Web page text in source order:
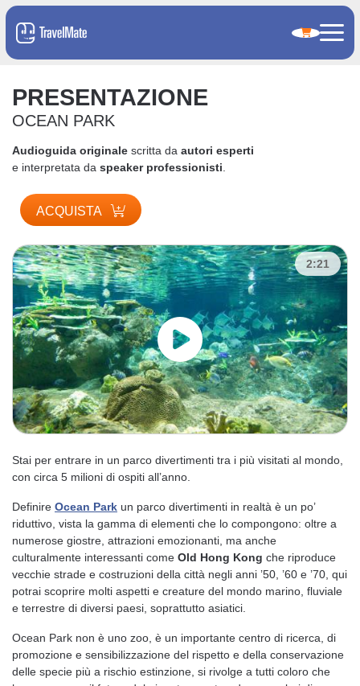
PRESENTAZIONE
OCEAN PARK
Audioguida originale scritta da autori esperti
e interpretata da speaker professionisti
ACQUISTA
2:21
Stai per entrare in un parco divertimenti tra i più visitati al mondo,
con circa 5 milioni di ospiti all’anno.
Definire Ocean Park un parco divertimenti in realtà è un po’
riduttivo, vista la gamma di elementi che lo compongono: oltre a
numerose giostre, attrazioni emozionanti, ma anche
culturalmente interessanti come Old Hong Kong che riproduce
vecchie strade e costruzioni della città negli anni ’50, ’60 e ’70, qui
potrai scoprire molti aspetti e creature del mondo marino, fluviale
e terrestre di diversi paesi, soprattutto asiatici.
Ocean Park non è uno zoo, è un importante centro di ricerca, di
promozione e sensibilizzazione del rispetto e della conservazione
delle specie più a rischio estinzione, si rivolge a tutti coloro che